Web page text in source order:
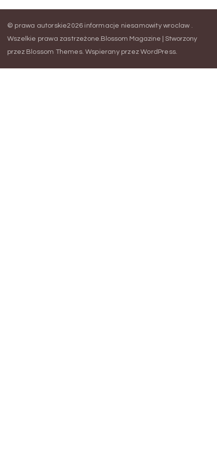
© prawa autorskie2026 informacje niesamowity wroclaw .
Wszelkie prawa zastrzeżone. Blossom Magazine | Stworzony
przez Blossom Themes. Wspierany przezWordPress.